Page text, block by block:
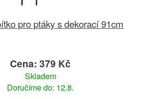
pro ptáky s dekorací 91cm
Cena: 379 Kč
Skladem
Doručíme do: 12.8.